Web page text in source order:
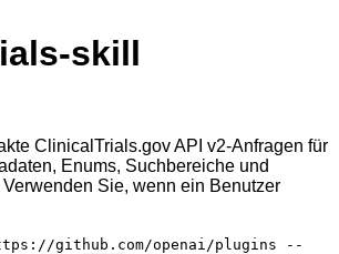
skill
ClinicalTrials.gov API v2-Anfragen für
Enums, Suchbereiche und
Sie, wenn ein Benutzer
github.com/openai/plugins --